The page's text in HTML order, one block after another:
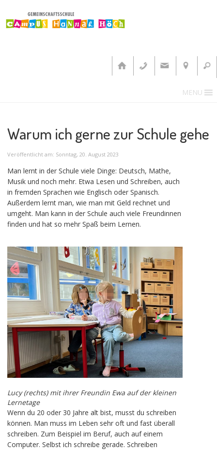
MENU
Warum ich gerne zur Schule gehe
Veröffentlicht am: Sonntag, 20. August 2023
Man lernt in der Schule viele Dinge: Deutsch, Mathe,
Musik und noch mehr. Etwa Lesen und Schreiben, auch
in fremden Sprachen wie Englisch oder Spanisch.
Außerdem lernt man, wie man mit Geld rechnet und
umgeht. Man kann in der Schule auch viele Freundinnen
finden und hat so mehr Spaß beim Lernen.
Lucy (rechts) mit ihrer Freundin Ewa auf der kleinen
Lernetage
Wenn du 20 oder 30 Jahre alt bist, musst du schreiben
können. Man muss im Leben sehr oft und fast überall
schreiben. Zum Beispiel im Beruf, auch auf einem
Computer. Selbst ich schreibe gerade. Schreiben